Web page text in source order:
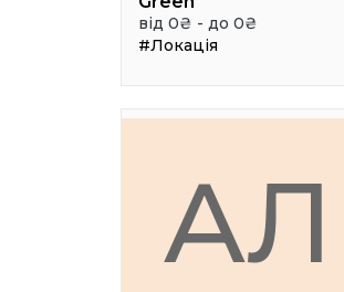
від 0₴ - до 0₴
#Локація
АЛ